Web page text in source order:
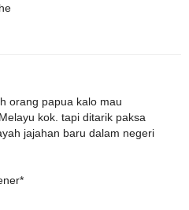
orang papua kalo mau
kok. tapi ditarik paksa
jajahan baru dalam negeri